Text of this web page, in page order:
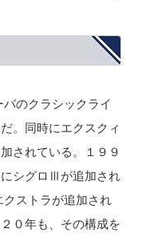
のクラシックライ
。同時にエクスクィ
されている。１９９
にシグロⅢが追加され
ストラが追加され
０年も、その構成を